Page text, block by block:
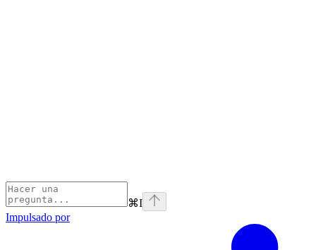
⌘I
Impulsado por